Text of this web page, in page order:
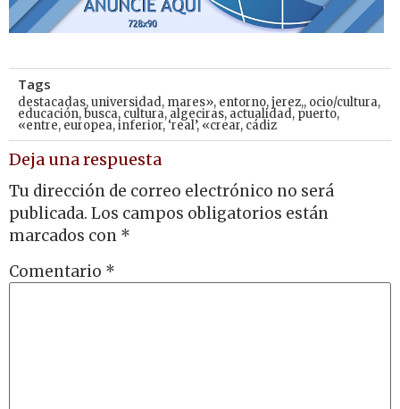
Tags
destacadas,universidad, mares», entorno,jerez,, ocio/cultura,
educación,busca, cultura, algeciras, actualidad, puerto,
«entre, europea,inferior,‘real’, «crear, cádiz
Deja una respuesta
Tu dirección de correo electrónico no será
publicada. Los campos obligatorios están
marcados con *
Comentario *